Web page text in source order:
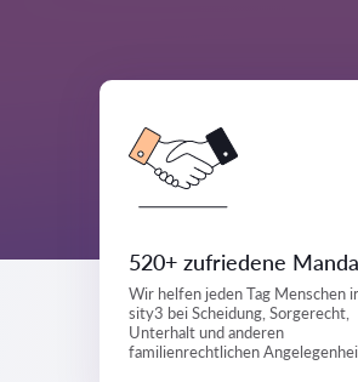
520+ zufriedene
Wir helfen jeden Tag Menschen
sity3 bei Scheidung, Sorgerecht,
Unterhalt und anderen
familienrechtlichen